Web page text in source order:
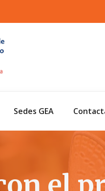
Sedes GEA